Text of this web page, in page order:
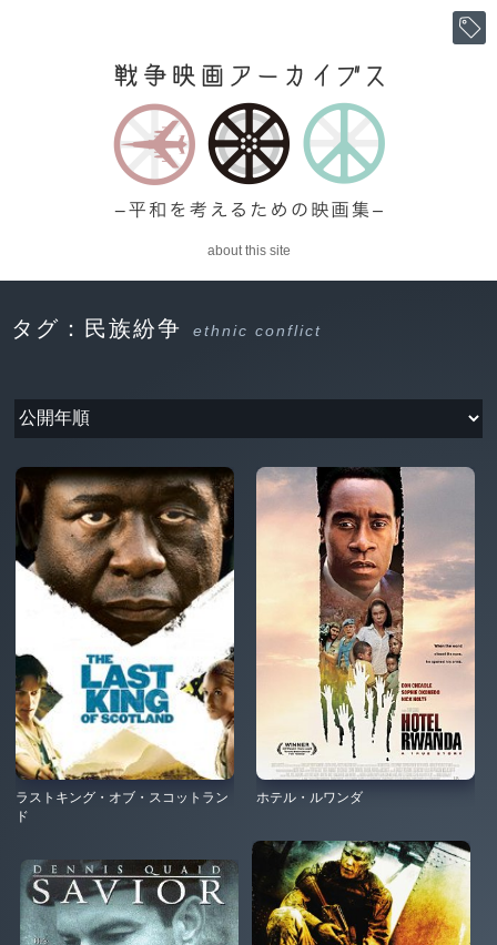
about this site
タグ：民族紛争 ethnic conflict
ラストキング・オブ・スコットラン
ド
ホテル・ルワンダ